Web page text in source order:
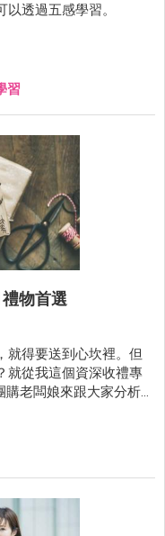
透過五感學習。
習
物首選
就得要送到心坎裡。但
就從我這個資深收禮專
購老闆娘來跟大家分析
管用多久，讓對方看到
，除了會增加對方的困